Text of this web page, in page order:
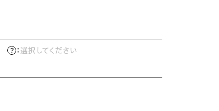
： 選択してください